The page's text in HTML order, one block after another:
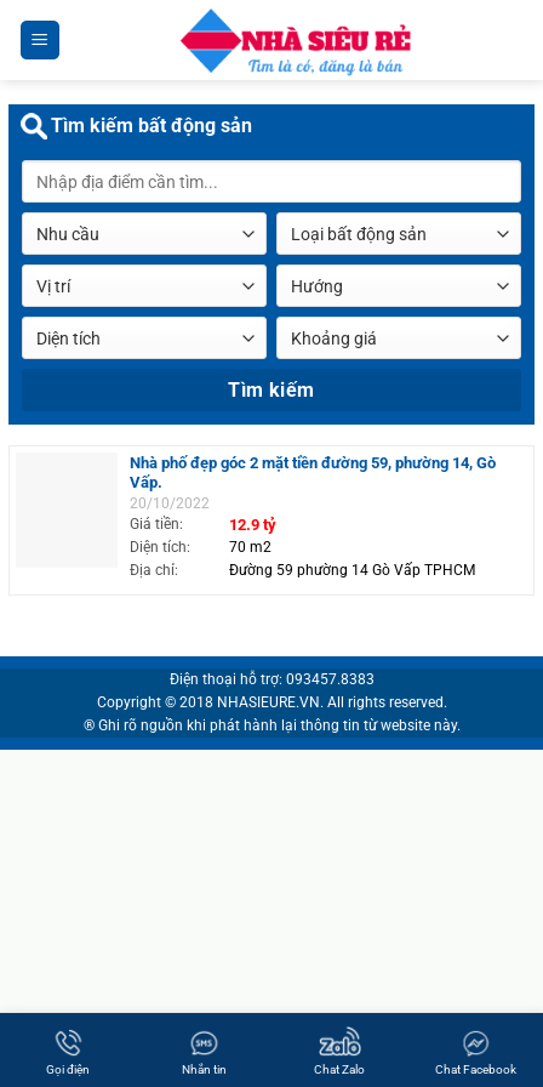
dung
Nhà phố đẹp góc 2 mặt tiền đường 59, phường 14, Gò
Vấp.
20/10/2022
Giá tiền:
12.9 tỷ
Diện tích:
70 m2
Địa chỉ:
Đường 59 phường 14 Gò Vấp TPHCM
Tìm kiếm bất động sản
Điện thoại hỗ trợ: 093457.8383
Copyright © 2018 NHASIEURE.VN. All rights reserved.
® Ghi rõ nguồn khi phát hành lại thông tin từ website này.
Gọi điện Nhắn tin Chat Zalo Chat Facebook